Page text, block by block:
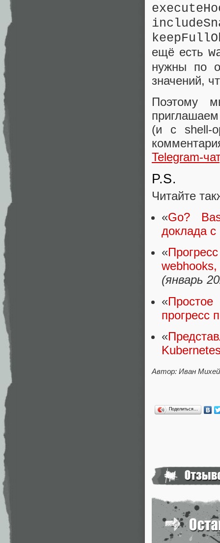
ещё есть
нужны по
значений,
Поэтому
(и с shell-
Telegram-чат
P.S.
Читайте
«Go?
доклада с
«
(январь
«Простое
прогресс
«
Автор: Иван
Поделиться…